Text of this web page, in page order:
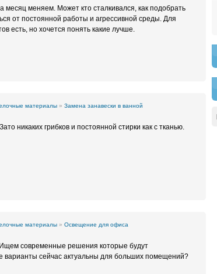
меняем. Может кто сталкивался, как подобрать
от постоянной работы и агрессивной среды. Для
есть, но хочется понять какие лучше.
материалы » Замена занавески в ванной
никаких грибков и постоянной стирки как с тканью.
материалы » Освещение для офиса
современные решения которые будут
сейчас актуальны для больших помещений?